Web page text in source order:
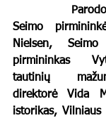
Seimo
Nielsen,
pirmininkas
tautinių
direktorė Vida
istorikas, Vilniaus